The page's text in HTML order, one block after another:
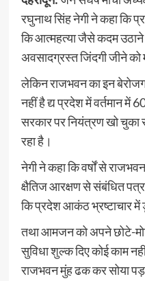
रघुनाथ सिंह नेगी ने कहा कि
कि आत्महत्या जैसे कदम
अवसादग्रस्त जिंदगी जीने को
लेकिन राजभवन का इन
नहीं है द्य प्रदेश में वर्तमान में
सरकार पर नियंत्रण खो चुका
रहा है।
नेगी ने कहा कि वर्षों से
क्षैतिज आरक्षण से संबंधित
कि प्रदेश आकंठ भ्रष्टाचार में
तथा आमजन को अपने छोटे-
सुविधा शुल्क दिए कोई काम
राजभवन मुंह ढक कर सोया